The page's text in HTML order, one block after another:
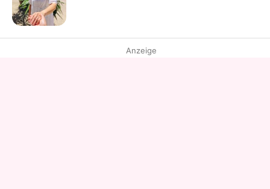
Anzeige